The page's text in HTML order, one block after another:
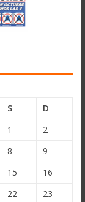
S
D
1
2
8
9
15
16
22
23